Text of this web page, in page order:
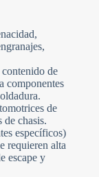
de
componentes
de
de chasis.
específicos)
requieren alta
escape y